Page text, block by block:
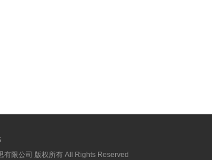
有限公司 版权所有 All Rights Reserved